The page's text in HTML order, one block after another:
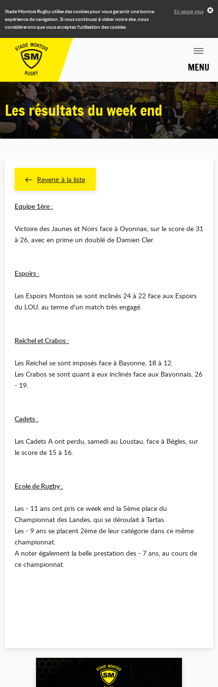
Stade Montois Rugby utilise des cookies pour vous garantir une bonne
expérience de navigation. Si vous continuez à visiter notre site, nous
considérerons que vous acceptez l'utilisation des cookies.
En savoir plus
MENU
Les résultats du week end
Revenir à la liste
Equipe 1ère :
Victoire des Jaunes et Noirs face à Oyonnax, sur le score de 31
à 26, avec en prime un doublé de Damien Cler.
Espoirs :
Les Espoirs Montois se sont inclinés 24 à 22 face aux Espoirs
du LOU, au terme d'un match très engagé.
Reichel et Crabos :
Les Reichel se sont imposés face à Bayonne, 18 à 12.
Les Crabos se sont quant à eux inclinés face aux Bayonnais, 26
- 19.
Cadets :
Les Cadets A ont perdu, samedi au Loustau, face à Bègles, sur
le score de 15 à 16.
Ecole de Rugby :
Les - 11 ans ont pris ce week end la 5ème place du
Championnat des Landes, qui se déroulait à Tartas.
Les - 9 ans se placent 2ème de leur catégorie dans ce même
championnat.
A noter également la belle prestation des - 7 ans, au cours de
ce championnat.